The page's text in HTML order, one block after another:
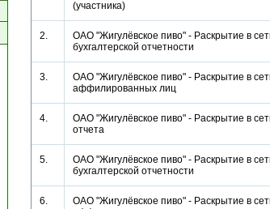
(участника)
2.
ОАО "Жигулёвское пиво" - Раскрытие в
бухгалтерской отчетности
3.
ОАО "Жигулёвское пиво" - Раскрытие в
аффилированных лиц
4.
ОАО "Жигулёвское пиво" - Раскрытие в
отчета
5.
ОАО "Жигулёвское пиво" - Раскрытие в
бухгалтерской отчетности
6.
ОАО "Жигулёвское пиво" - Раскрытие в